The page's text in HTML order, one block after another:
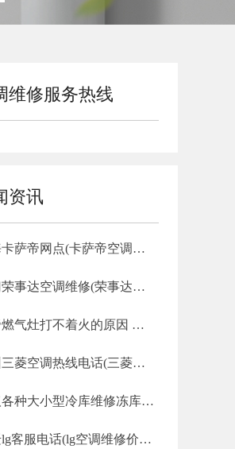
维修服务热线
资讯
卡萨帝网点(卡萨帝空调压
荣事达空调维修(荣事达空
气灶打不着火的原因 如
菱空调热线电话(三菱空
种大小型冷库维修冻库维
客服电话(lg空调维修价格